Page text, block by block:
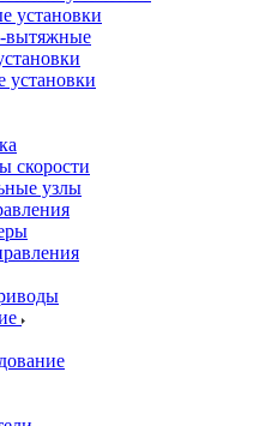
установки
вытяжные
скорости
узлы